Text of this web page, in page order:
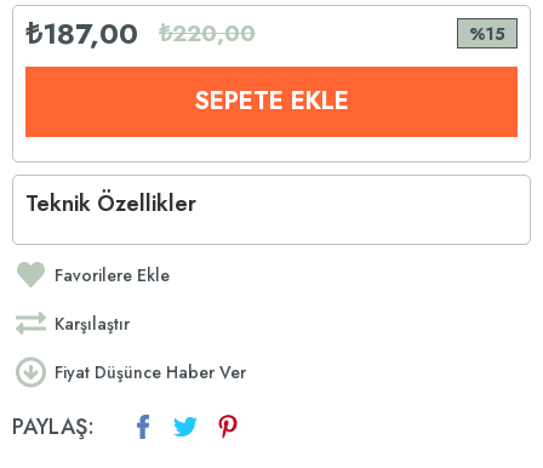
₺220,00
₺187,00 15
Teknik Özellikler
Favorilere Ekle
Karşılaştır
Fiyat Düşünce Haber Ver
PAYLAŞ: